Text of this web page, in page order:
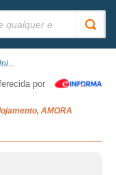
por
AMORA